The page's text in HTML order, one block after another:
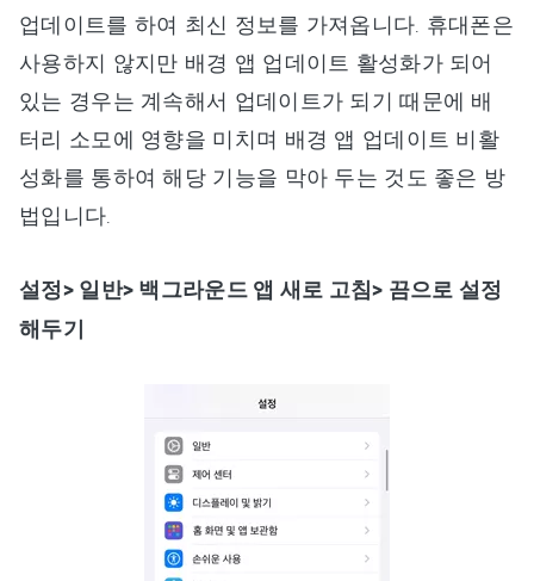
업데이트를 하여 최신 정보를 가져옵니다. 휴대폰은
사용하지 않지만 배경 앱 업데이트 활성화가 되어
있는 경우는 계속해서 업데이트가 되기 때문에 배
터리 소모에 영향을 미치며 배경 앱 업데이트 비활
성화를 통하여 해당 기능을 막아 두는 것도 좋은 방
법입니다.
설정> 일반> 백그라운드 앱 새로 고침> 끔으로 설정
해두기